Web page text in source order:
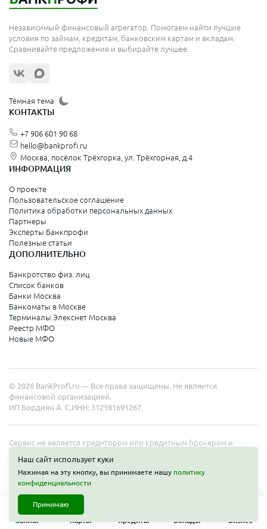
Независимый финансовый агрегатор. Помогаем найти лучшие
условия по займам, кредитам, банковским картам и вкладам.
Сравнивайте предложения и выбирайте лучшее.
Тёмная тема
КОНТАКТЫ
+7 906 601 90 68
hello@bankprofi.ru
Москва, посёлок Трёхгорка, ул. Трёхгорная, д.4
ИНФОРМАЦИЯ
О проекте
Пользовательское соглашение
Политика обработки персональных данных
Партнеры
Эксперты Банкпрофи
Полезные статьи
ДОПОЛНИТЕЛЬНО
Банкротство физ. лиц
Список банков
Банки Москва
Банкоматы в Москве
Терминалы Элекснет Москва
Реестр МФО
Новые МФО
© 2026 BankProfi.ru — Все права защищены. Не является
финансовой организацией.
ИП Бордиян А. С.ИНН: 312181691267
Сервис не является кредитором или кредитным брокером и
на сайте не является публичной офертой. Полные условия услуг
уточняйте на сайте организаций.
Займы Карты Кредиты Вклады Бизнес
Наш сайт использует куки
Нажимая на эту кнопку, вы принимаете нашу политику
конфиденциальности
Принимаю